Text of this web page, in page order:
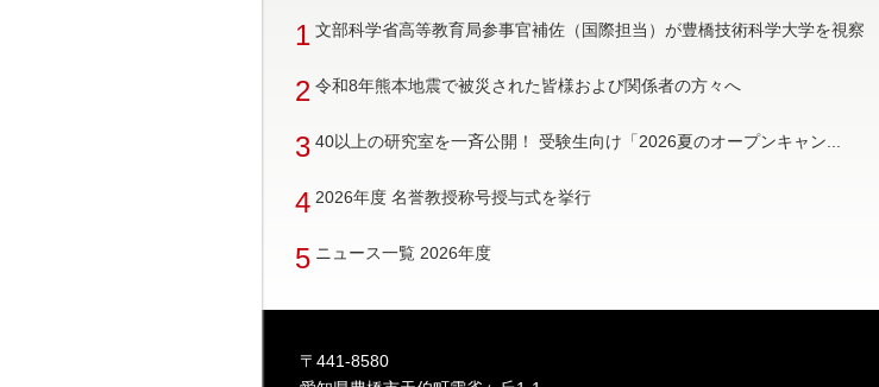
1 文部科学省高等教育局参事官補佐（国際担当）が豊橋技術科学大学を視察
2 令和8年熊本地震で被災された皆様および関係者の方々へ
3 40以上の研究室を一斉公開！ 受験生向け「2026夏のオープンキャン...
4 2026年度 名誉教授称号授与式を挙行
5 ニュース一覧 2026年度
〒441-8580